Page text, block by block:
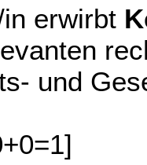
erwirbt
und